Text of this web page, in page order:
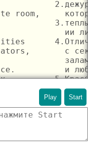
Start
Play